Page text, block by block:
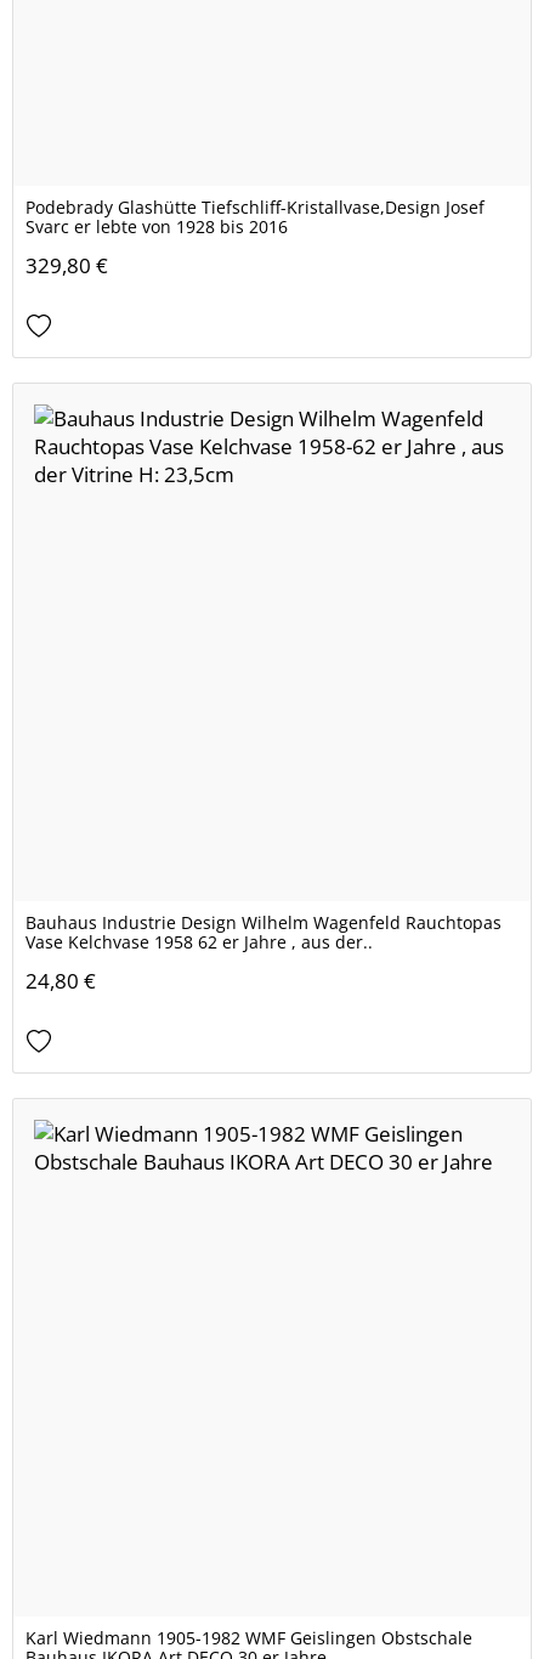
Podebrady Glashütte Tiefschliff-Kristallvase,Design Josef
Svarc er lebte von 1928 bis 2016
329,80 €
Bauhaus Industrie Design Wilhelm Wagenfeld Rauchtopas
Vase Kelchvase 1958 62 er Jahre , aus der..
24,80 €
Karl Wiedmann 1905-1982 WMF Geislingen Obstschale